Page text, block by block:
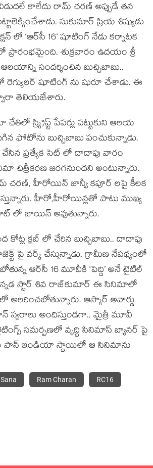
కాలేదు రామ్ చ‌ర‌ణ్ అప్పుడే త‌న
సుకుమార్ ప్రియ శిష్యుడు
లో ‘ఆర్‌సీ 16’ షూటింగ్ నేడు కర్నాటక
ప్రారంభ‌మైంది. శుక్ర‌వారం ఉద‌యం శ్రీ
సంద‌ర్శించిన బుచ్చిబాబు..
షూటింగ్ ను షురూ చేశాడు. ఈ
తెలియ‌జేశారు.
స్క్రిప్ట్ పేప‌ర్లు ప‌ట్టుకుని ఆల‌య
ఫోటోను బుచ్చిబాబు పంచుకున్నాడు.
ప్ర‌త్యేక సెట్ లో దాదాపు వారం
చిత్రీక‌ర‌ణ జ‌ర‌గ‌నుందని అంటున్నారు.
చ‌ర‌ణ్‌, హీరోయిన్ జాన్వీ క‌పూర్ ల‌పై కీల‌క
హీరో,హీరోయిన్ల‌తో పాటు ముఖ్య
లో జాయిన్ అవుతున్నారు.
క్ల‌బ్ లో చేరిన బుచ్చిబాబు.. దాదాపు
పై వ‌ర్క్ చేస్తున్నాడు. గ్రామీణ నేప‌థ్యంలో
ఆర్‌సీ 16 మూవీకి ‘పెద్ది’ అనే టైటిల్
స్టార్‌ శివ రాజ్‌కుమార్ ఈ సినిమాలో
అల‌రించ‌బోతున్నారు. ఆస్కార్ అవార్డు
అందిస్తుండ‌గా.. మైత్రీ మూవీ
సమర్పణలో వృద్థి సినిమాస్ బ్యాన‌ర్ పై
పాన్ ఇండియా స్థాయిలో ఆ సినిమాను
Ram Charan RC16